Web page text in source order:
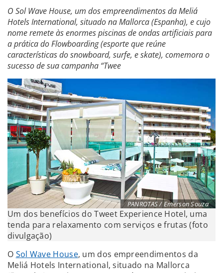
O Sol Wave House, um dos empreendimentos da Meliá
Hotels International, situado na Mallorca (Espanha), e cujo
nome remete às enormes piscinas de ondas artificiais para
a prática do Flowboarding (esporte que reúne
características do snowboard, surfe, e skate), comemora o
sucesso de sua campanha “Twee
PANROTAS / Emerson Souza
Um dos benefícios do Tweet Experience Hotel, uma
tenda para relaxamento com serviços e frutas (foto
divulgação)
O Sol Wave House, um dos empreendimentos da
Meliá Hotels International, situado na Mallorca